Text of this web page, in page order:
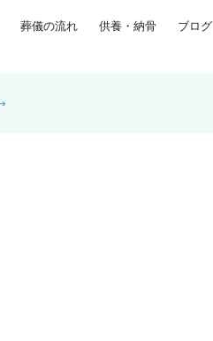
葬儀の流れ 供養・納骨 ブログ